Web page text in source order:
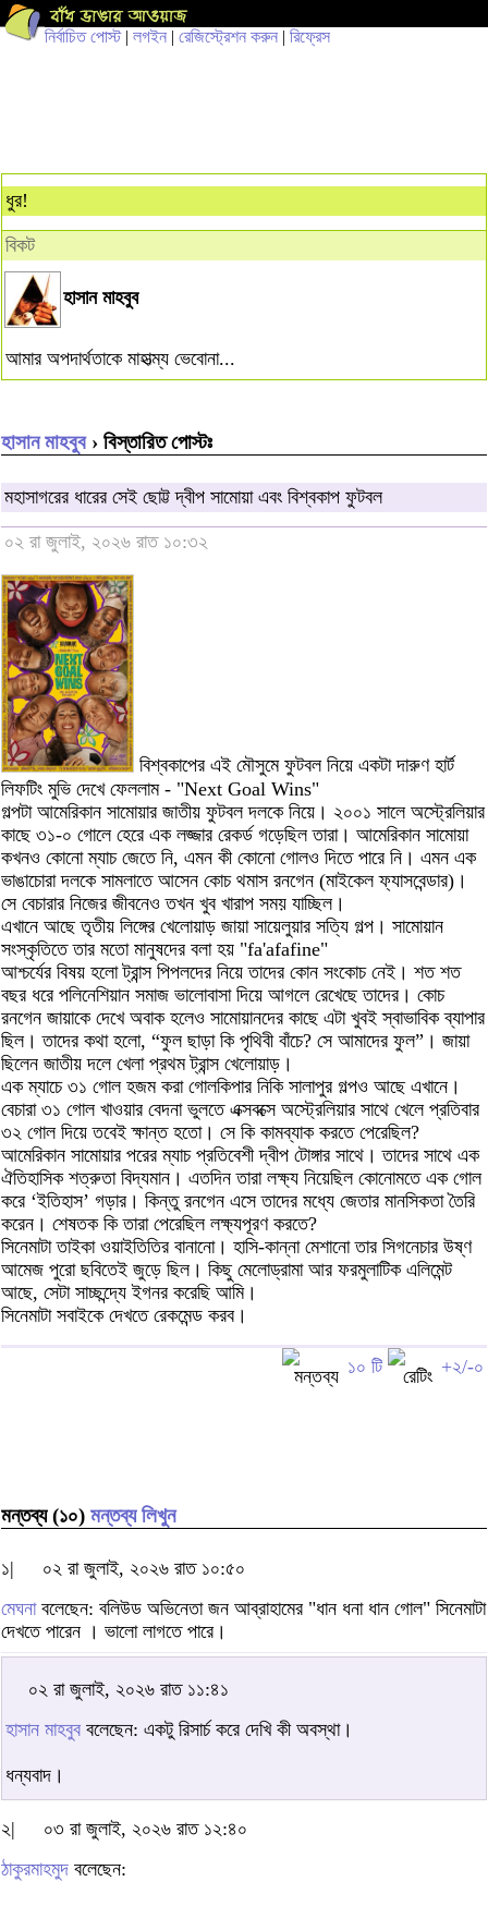
নির্বাচিত পোস্ট| লগইন | রেজিস্ট্রেশন করুন | রিফ্রেস
ধুর!
বিকট
হাসান মাহবুব
আমার অপদার্থতাকে মাহাত্ম্য ভেবোনা...
হাসান মাহবুব› বিস্তারিত পোস্টঃ
মহাসাগরের ধারের সেই ছোট্ট দ্বীপ সামোয়া এবং বিশ্বকাপ ফুটবল
০২ রা জুলাই, ২০২৬ রাত ১০:৩২
বিশ্বকাপের এই মৌসুমে ফুটবল নিয়ে একটা দারুণ হার্ট
লিফটিং মুভি দেখে ফেললাম - "Next Goal Wins"
গল্পটা আমেরিকান সামোয়ার জাতীয় ফুটবল দলকে নিয়ে। ২০০১ সালে অস্ট্রেলিয়ার
কাছে ৩১-০ গোলে হেরে এক লজ্জার রেকর্ড গড়েছিল তারা। আমেরিকান সামোয়া
কখনও কোনো ম্যাচ জেতে নি, এমন কী কোনো গোলও দিতে পারে নি। এমন এক
ভাঙাচোরা দলকে সামলাতে আসেন কোচ থমাস রনগেন (মাইকেল ফ্যাসবেন্ডার)।
সে বেচারার নিজের জীবনেও তখন খুব খারাপ সময় যাচ্ছিল।
এখানে আছে তৃতীয় লিঙ্গের খেলোয়াড় জায়া সায়েলুয়ার সত্যি গল্প। সামোয়ান
সংস্কৃতিতে তার মতো মানুষদের বলা হয় "fa'afafine"
আশ্চর্যের বিষয় হলো ট্রান্স পিপলদের নিয়ে তাদের কোন সংকোচ নেই। শত শত
বছর ধরে পলিনেশিয়ান সমাজ ভালোবাসা দিয়ে আগলে রেখেছে তাদের। কোচ
রনগেন জায়াকে দেখে অবাক হলেও সামোয়ানদের কাছে এটা খুবই স্বাভাবিক ব্যাপার
ছিল। তাদের কথা হলো, “ফুল ছাড়া কি পৃথিবী বাঁচে? সে আমাদের ফুল”। জায়া
ছিলেন জাতীয় দলে খেলা প্রথম ট্রান্স খেলোয়াড়।
এক ম্যাচে ৩১ গোল হজম করা গোলকিপার নিকি সালাপুর গল্পও আছে এখানে।
বেচারা ৩১ গোল খাওয়ার বেদনা ভুলতে এক্সবক্সে অস্ট্রেলিয়ার সাথে খেলে প্রতিবার
৩২ গোল দিয়ে তবেই ক্ষান্ত হতো। সে কি কামব্যাক করতে পেরেছিল?
আমেরিকান সামোয়ার পরের ম্যাচ প্রতিবেশী দ্বীপ টোঙ্গার সাথে। তাদের সাথে এক
ঐতিহাসিক শত্রুতা বিদ্যমান। এতদিন তারা লক্ষ্য নিয়েছিল কোনোমতে এক গোল
করে ‘ইতিহাস’ গড়ার। কিন্তু রনগেন এসে তাদের মধ্যে জেতার মানসিকতা তৈরি
করেন। শেষতক কি তারা পেরেছিল লক্ষ্যপূরণ করতে?
সিনেমাটা তাইকা ওয়াইতিতির বানানো। হাসি-কান্না মেশানো তার সিগনেচার উষ্ণ
আমেজ পুরো ছবিতেই জুড়ে ছিল। কিছু মেলোড্রামা আর ফরমুলাটিক এলিমেন্ট
আছে, সেটা সাচ্ছন্দ্যে ইগনর করেছি আমি।
সিনেমাটা সবাইকে দেখতে রেকমেন্ড করব।
১০ টি +২/-০
মন্তব্য (১০) মন্তব্য লিখুন
১|
০২ রা জুলাই, ২০২৬ রাত ১০:৫০
মেঘনাবলেছেন: বলিউড অভিনেতা জন আব্রাহামের "ধান ধনা ধান গোল" সিনেমাটা
দেখতে পারেন । ভালো লাগতে পারে।
০২ রা জুলাই, ২০২৬ রাত ১১:৪১
হাসান মাহবুব বলেছেন: একটু রিসার্চ করে দেখি কী অবস্থা।
ধন্যবাদ।
২|
০৩ রা জুলাই, ২০২৬ রাত ১২:৪০
ঠাকুরমাহমুদ বলেছেন: